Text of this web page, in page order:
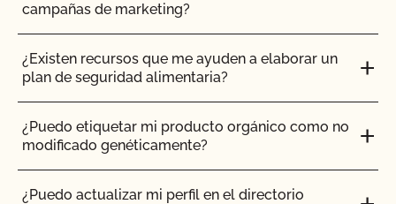
campañas de marketing?
¿Existen recursos que me ayuden a elaborar un
plan de seguridad alimentaria?
¿Puedo etiquetar mi producto orgánico como no
modificado genéticamente?
¿Puedo actualizar mi perfil en el directorio
¿Qué significa "certificado transitorio"?
¿Qué ocurre si me veo sometido a una situación
de emergencia de fumigación o tratamiento de
erradicación de plagas o enfermedades?
¿Y si tengo preguntas concretas sobre mis
prácticas agrícolas?